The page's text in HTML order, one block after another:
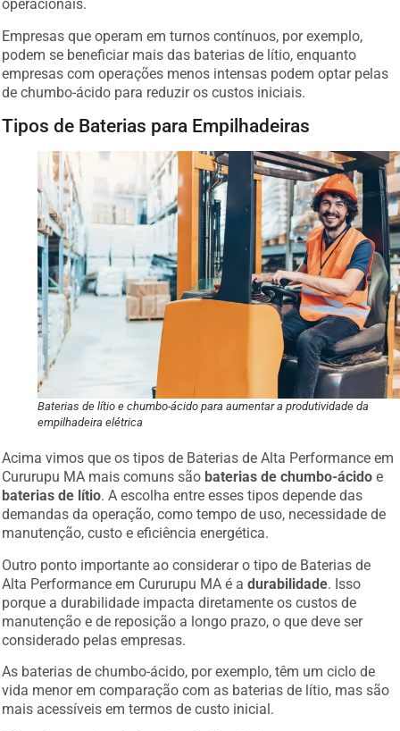
operacionais.
Empresas que operam em turnos contínuos, por exemplo,
podem se beneficiar mais das baterias de lítio, enquanto
empresas com operações menos intensas podem optar pelas
de chumbo-ácido para reduzir os custos iniciais.
Tipos de Baterias para Empilhadeiras
Baterias de lítio e chumbo-ácido para aumentar a produtividade da
empilhadeira elétrica
Acima vimos que os tipos de Baterias de Alta Performance em
Cururupu MA mais comuns são baterias de chumbo-ácido e
baterias de lítio. A escolha entre esses tipos depende das
demandas da operação, como tempo de uso, necessidade de
manutenção, custo e eficiência energética.
Outro ponto importante ao considerar o tipo de Baterias de
Alta Performance em Cururupu MA é adurabilidade. Isso
porque a durabilidade impacta diretamente os custos de
manutenção e de reposição a longo prazo, o que deve ser
considerado pelas empresas.
As baterias de chumbo-ácido, por exemplo, têm um ciclo de
vida menor em comparação com as baterias de lítio, mas são
mais acessíveis em termos de custo inicial.